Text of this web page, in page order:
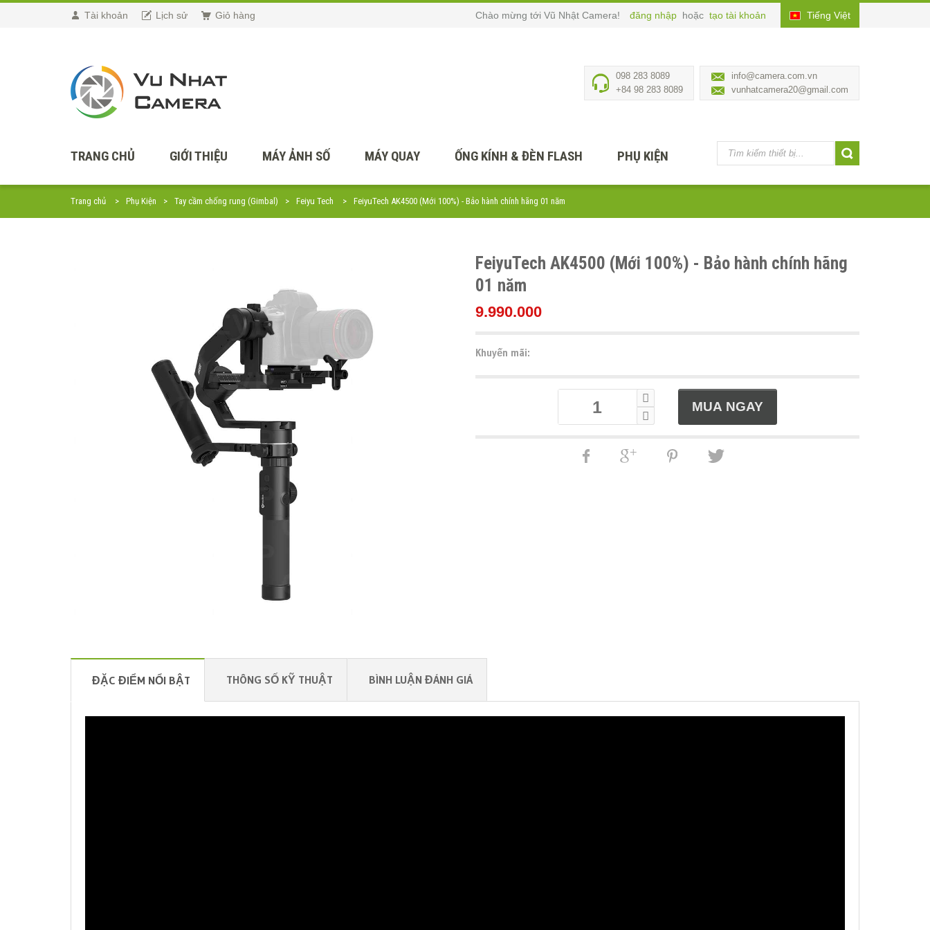
Tài khoản Lịch sử Giỏ hàng Tiếng Việt
Chào mừng tới Vũ Nhật Camera! đăng nhập hoặc tạo tài khoản
info@camera.com.vn
vunhatcamera20@gmail.com
098 283 8089
+84 98 283 8089
TRANG CHỦ GIỚI THIỆU MÁY ẢNH SỐ MÁY QUAY ỐNG KÍNH & ĐÈN FLASH PHỤ KIỆN
Trang chủ Phụ Kiện Tay cầm chống rung (Gimbal) Feiyu Tech FeiyuTech AK4500 (Mới 100%) - Bảo hành chính hãng 01 năm
FeiyuTech AK4500 (Mới 100%) - Bảo hành chính hãng
01 năm
9.990.000
Khuyến mãi:
ĐẶC ĐIỂM NỔI BẬT THÔNG SỐ KỸ THUẬT BÌNH LUẬN ĐÁNH GIÁ